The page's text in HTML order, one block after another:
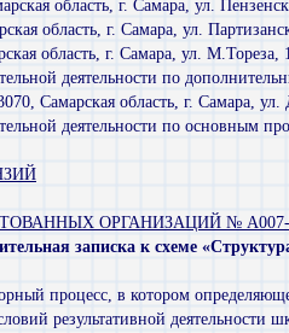
область, г. Самара, ул.
область, г. Самара, ул.
область, г. Самара, ул. М.Тореза,
деятельности по
Самарская область, г. Самара, ул.
деятельности по основным
ОРГАНИЗАЦИЙ № А007-
записка к схеме
процесс, в котором
результативной деятельности